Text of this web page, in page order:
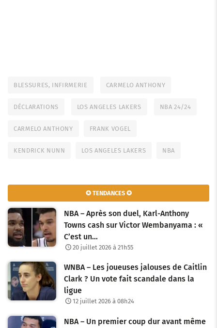
BLESSURES, INFIRMERIE CARMELO ANTHONY
DÉCLARATIONS LOS ANGELES LAKERS NBA 24/24
CARMELO ANTHONY FRANK VOGEL
KENDRICK NUNN LOS ANGELES LAKERS NBA
✪ TENDANCES ✪
NBA – Après son duel, Karl-Anthony
Towns cash sur Victor Wembanyama : «
C’est un…
20 juillet 2026 à 21h55
WNBA – Les joueuses jalouses de Caitlin
Clark ? Un vote fait scandale dans la
ligue
12 juillet 2026 à 08h24
NBA – Un premier coup dur avant même